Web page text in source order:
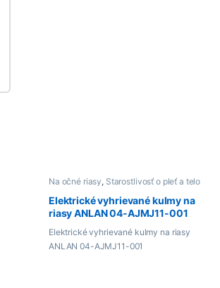
Na očné riasy, Starostlivosť o pleť a telo
Elektrické vyhrievané kulmy na
riasy ANLAN 04-AJMJ11-001
Elektrické vyhrievané kulmy na riasy
ANLAN 04-AJMJ11-001